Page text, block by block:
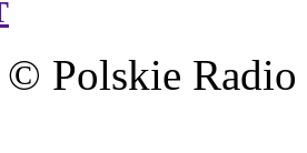
Polskie